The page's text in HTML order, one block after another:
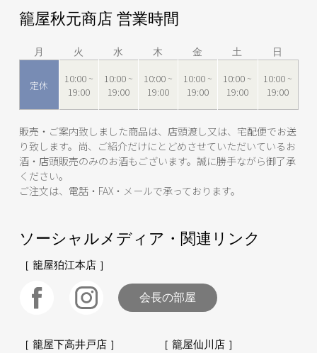
ソーシャルメディア・関連リンク
［ 籠屋狛江本店 ］
会長の部屋
［ 籠屋下高井戸店 ］ ［ 籠屋仙川店 ］
籠屋秋元商店 営業時間
月 火 水 木 金 土 日
定休
10:00 ~
19:00
10:00 ~
19:00
10:00 ~
19:00
10:00 ~
19:00
10:00 ~
19:00
10:00 ~
19:00
販売・ご案内致しました商品は、店頭渡し又は、宅配便でお送
り致します。尚、ご紹介だけにとどめさせていただいているお
酒・店頭販売のみのお酒もございます。誠に勝手ながら御了承
ください。
ご注文は、電話・FAX・メールで承っております。